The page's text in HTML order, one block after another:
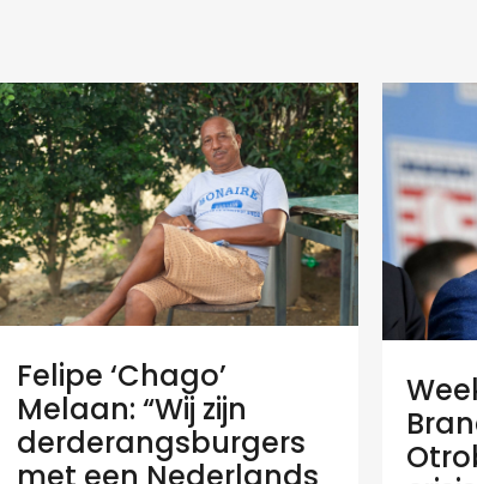
Felipe ‘Chago’
Melaan: “Wij zijn
derderangsburgers